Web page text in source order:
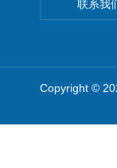
联系我
Copyright ©